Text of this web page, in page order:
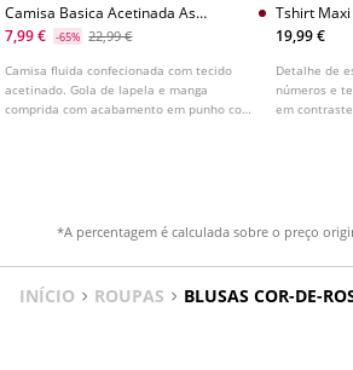
Camisa Basica Acetinada As
Riscas
7,99 € -65% 22,99 €
Camisa fluida confecionada com tecido
acetinado. Gola de lapela e manga
comprida com acabamento em punho com
Tshirt
19,99 €
Detalhe de
números e
em
*A percentagem é calculada sobre o preço
INÍCIO ROUPAS BLUSAS COR-DE-